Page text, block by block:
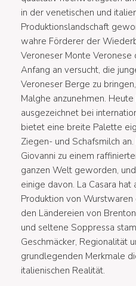
in der venetischen und
Produktionslandschaft
wahre Förderer der
Veroneser Monte
Anfang an versucht, die
Veroneser Berge zu
Malghe anzunehmen.
ausgezeichnet bei
bietet eine breite Palette
Ziegen- und Schafsmilch
Giovanni zu einem
ganzen Welt geworden,
einige davon. La Casara hat
Produktion von
den Ländereien von
und seltene Soppressa
Geschmäcker, Regionalität
grundlegenden Merkmale
italienischen Realität.